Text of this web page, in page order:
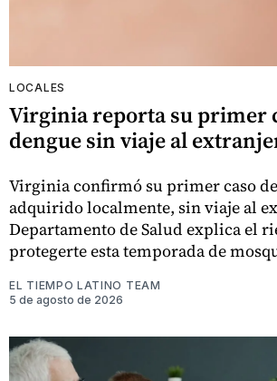
LOCALES
Virginia reporta su primer
dengue sin viaje al
Virginia confirmó su primer caso
adquirido localmente, sin viaje al
Departamento de Salud explica el
protegerte esta temporada de
EL TIEMPO LATINO TEAM
5 de agosto de 2026